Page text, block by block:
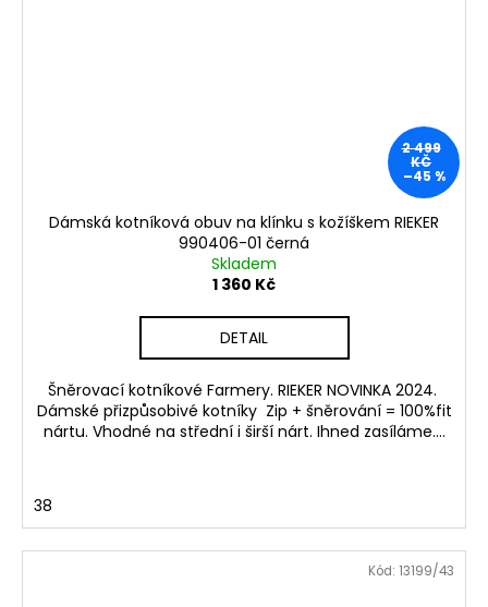
2 499
KČ
–45 %
Dámská kotníková obuv na klínku s kožíškem RIEKER
990406-01 černá
Skladem
1 360 Kč
DETAIL
Šněrovací kotníkové Farmery. RIEKER NOVINKA 2024.
Dámské přizpůsobivé kotníky Zip + šněrování = 100%fit
nártu. Vhodné na střední i širší nárt. Ihned zasíláme....
38
Kód: 13199/43